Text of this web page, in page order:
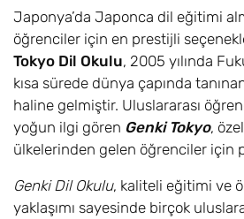
Japonya’da Japonca dil eğitimi
öğrenciler için en prestijli
Tokyo Dil Okulu, 2005 yılında
kısa sürede dünya çapında
haline gelmiştir. Uluslararası
yoğun ilgi gören Genki Tokyo,
ülkelerinden gelen öğrenciler için
Genki Dil Okulu, kaliteli eğitimi ve
yaklaşımı sayesinde birçok